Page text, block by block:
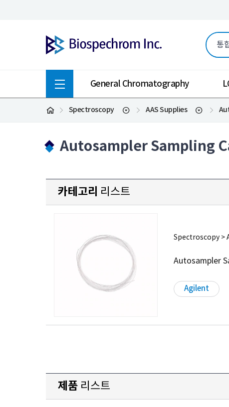
General Chromatography
Spectroscopy AAS Supplies
Autosampler Sampling
카테고리 리스트
Spectroscopy >
Autosampler
Agilent
제품 리스트